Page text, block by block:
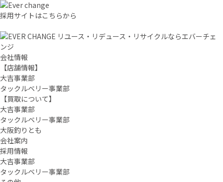
採用サイトはこちらから
リユース・リデュース・リサイクルならエバーチェ
ンジ
会社情報
【店舗情報】
大吉事業部
タックルベリー事業部
【買取について】
大吉事業部
タックルベリー事業部
大阪釣りとも
会社案内
採用情報
大吉事業部
タックルベリー事業部